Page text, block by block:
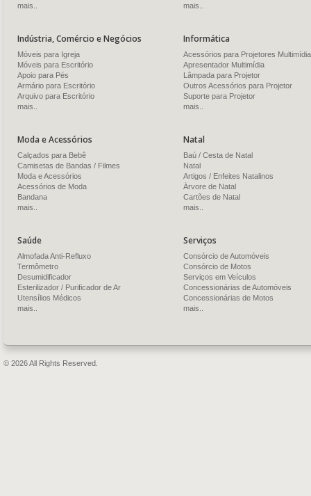
mais..
mais..
Indústria, Comércio e Negócios
Móveis para Igreja
Móveis para Escritório
Apoio para Pés
Armário para Escritório
Arquivo para Escritório
mais..
Informática
Acessórios para Projetores Multimídia
Apresentador Multimídia
Lâmpada para Projetor
Outros Acessórios para Projetor
Suporte para Projetor
mais..
Moda e Acessórios
Calçados para Bebê
Camisetas de Bandas / Filmes
Moda e Acessórios
Acessórios de Moda
Bandana
mais..
Natal
Baú / Cesta de Natal
Natal
Artigos / Enfeites Natalinos
Árvore de Natal
Cartões de Natal
mais..
Saúde
Almofada Anti-Refluxo
Termômetro
Desumidificador
Esterilizador / Purificador de Ar
Utensílios Médicos
mais..
Serviços
Consórcio de Automóveis
Consórcio de Motos
Serviços em Veículos
Concessionárias de Automóveis
Concessionárias de Motos
mais..
© 2026 All Rights Reserved.